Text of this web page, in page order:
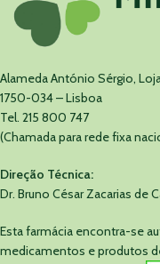
Alameda António Sérgio,
1750-034 – Lisboa
Tel. 215 800 747
(Chamada para rede fixa
Direção Técnica:
Dr. Bruno César Zacarias de
Esta farmácia encontra-se
medicamentos e produtos